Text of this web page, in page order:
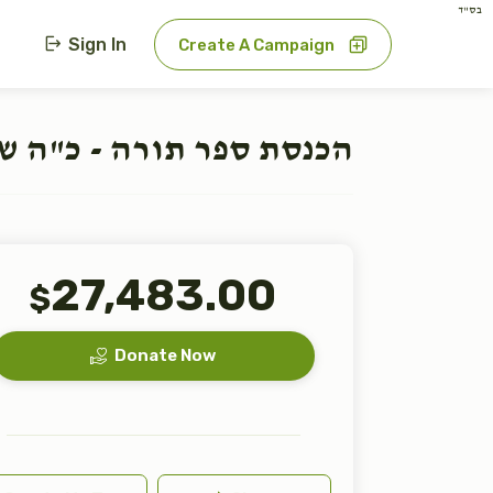
בס"ד
Sign In Create A Campaign
הכנסת ספר תורה - כ"ה
$27,483.00
Donate Now